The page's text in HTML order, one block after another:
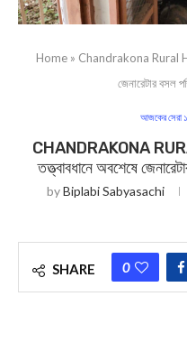
Home » Chandrakona Rural
জেনারেটার বসল
আজকের সেরা
CHANDRAKONA
তত্ত্বাবধানে অবশেষে
byBiplabi Sabyasachi
SHARE 0